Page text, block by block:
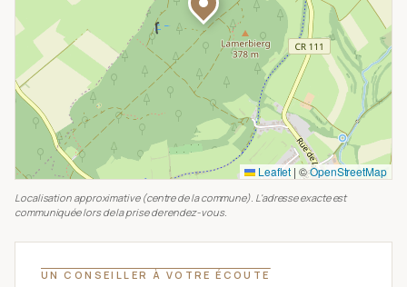
Leaflet | ©OpenStreetMap
Localisation approximative (centre de la commune). L'adresse exacte est
communiquée lors de la prise de rendez-vous.
UN CONSEILLER À VOTRE ÉCOUTE